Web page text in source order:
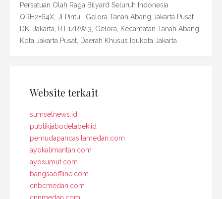
Persatuan Olah Raga Bilyard Seluruh Indonesia
QRH2+64X, Jl Pintu I Gelora Tanah Abang Jakarta Pusat
DKI Jakarta, RT.1/RW.3, Gelora, Kecamatan Tanah Abang,
Kota Jakarta Pusat, Daerah Khusus Ibukota Jakarta
Website terkait
sumselnews.id
publikjabodetabek.id
pemudapancasilamedan.com
ayokalimantan.com
ayosumut.com
bangsaoffline.com
cnbcmedan.com
cnnmedan.com